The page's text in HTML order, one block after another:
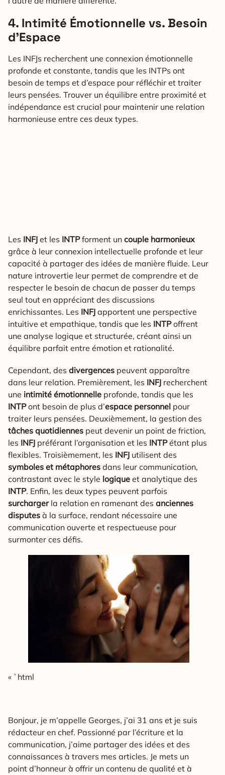
4. Intimité Émotionnelle vs. Besoin
d’Espace
Les INFJs recherchent une connexion émotionnelle
profonde et constante, tandis que les INTPs ont
besoin de temps et d’espace pour réfléchir et traiter
leurs pensées. Trouver un équilibre entre proximité et
indépendance est crucial pour maintenir une relation
harmonieuse entre ces deux types.
Les INFJ et les INTPforment un couple harmonieux
grâce à leur connexion intellectuelle profonde et leur
capacité à partager des idées de manière fluide. Leur
nature introvertie leur permet de comprendre et de
respecter le besoin de chacun de passer du temps
seul tout en appréciant des discussions
enrichissantes. Les INFJ apportent une perspective
intuitive et empathique, tandis que les INTPoffrent
une analyse logique et structurée, créant ainsi un
équilibre parfait entre émotion et rationalité.
Cependant, des divergences peuvent apparaître
dans leur relation. Premièrement, les INFJ recherchent
une intimité émotionnelle profonde, tandis que les
INTPont besoin de plus d’espace personnel pour
traiter leurs pensées. Deuxièmement, la gestion des
tâches quotidiennes peut devenir un point de friction,
les INFJ préférant l’organisation et les INTPétant plus
flexibles. Troisièmement, les INFJ utilisent des
symboles et métaphores dans leur communication,
contrastant avec le style logique et analytique des
INTP. Enfin, les deux types peuvent parfois
surchargerla relation en ramenant des anciennes
disputes à la surface, rendant nécessaire une
communication ouverte et respectueuse pour
surmonter ces défis.
« `html
Bonjour, je m’appelle Georges, j’ai 31 ans et je suis
rédacteur en chef. Passionné par l’écriture et la
communication, j’aime partager des idées et des
connaissances à travers mes articles. Je mets un
point d’honneur à offrir un contenu de qualité et à